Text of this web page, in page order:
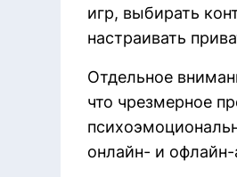
игр, выбирать
настраивать
Отдельное
что чрезмерное
онлайн- и